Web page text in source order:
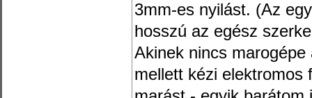
3mm-es nyilást. (Az
hosszú az egész
Akinek nincs
mellett kézi elektromos